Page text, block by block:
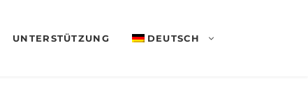
UNTERSTÜTZUNG DEUTSCH